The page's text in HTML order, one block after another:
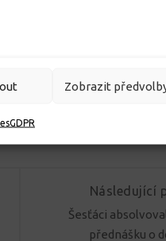
Zobrazit
GDPR
Následující
Šesťáci
přednášku o